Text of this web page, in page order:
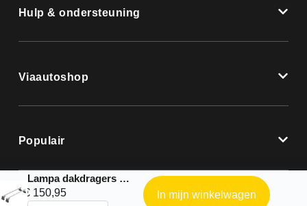
Hulp & ondersteuning
Viaautoshop
Populair
Lampa dakdragers |Nordrive Helio complete kit geschikt voor: – Mercedes Classe B – 2011 – 2019
€ 150,95 In mijn winkelwagen